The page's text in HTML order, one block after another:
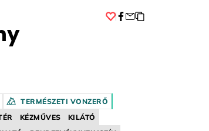
TERMÉSZETI VONZERŐ
KÉZMŰVES
KILÁTÓ